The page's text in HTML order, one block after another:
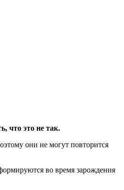
что это не так.
они не могут повторится
во время зарождения